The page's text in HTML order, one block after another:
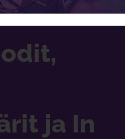
ja In